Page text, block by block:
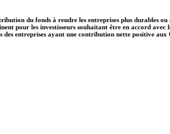
du fonds à rendre les entreprises plus durables
pour les investisseurs souhaitant être en accord
des entreprises ayant une contribution nette positive